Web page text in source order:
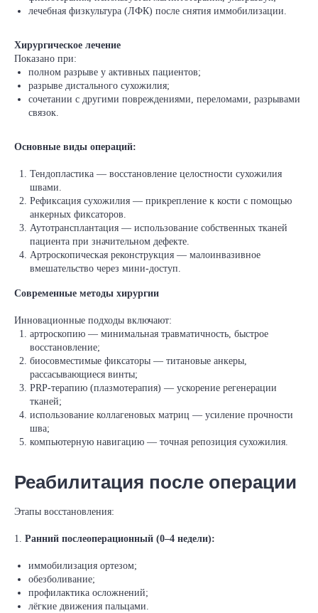
лечебная физкультура (ЛФК) после снятия иммобилизации.
Хирургическое лечение
Показано при:
полном разрыве у активных пациентов;
разрыве дистального сухожилия;
сочетании с другими повреждениями, переломами, разрывами
связок.
Основные виды операций:
Тендопластика — восстановление целостности сухожилия
швами.
Рефиксация сухожилия — прикрепление к кости с помощью
анкерных фиксаторов.
Аутотрансплантация — использование собственных тканей
пациента при значительном дефекте.
Артроскопическая реконструкция — малоинвазивное
вмешательство через мини‑доступ.
Современные методы хирургии
Инновационные подходы включают:
артроскопию — минимальная травматичность, быстрое
восстановление;
биосовместимые фиксаторы — титановые анкеры,
рассасывающиеся винты;
PRP‑терапию (плазмотерапия) — ускорение регенерации
тканей;
использование коллагеновых матриц — усиление прочности
шва;
компьютерную навигацию — точная репозиция сухожилия.
Реабилитация после операции
Этапы восстановления:
1. Ранний послеоперационный (0–4 недели):
иммобилизация ортезом;
обезболивание;
профилактика осложнений;
лёгкие движения пальцами.